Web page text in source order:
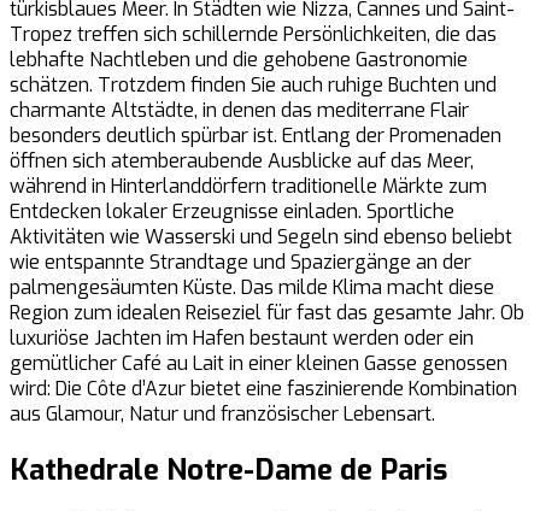
türkisblaues Meer. In Städten wie Nizza, Cannes und Saint-
Tropez treffen sich schillernde Persönlichkeiten, die das
lebhafte Nachtleben und die gehobene Gastronomie
schätzen. Trotzdem finden Sie auch ruhige Buchten und
charmante Altstädte, in denen das mediterrane Flair
besonders deutlich spürbar ist. Entlang der Promenaden
öffnen sich atemberaubende Ausblicke auf das Meer,
während in Hinterlanddörfern traditionelle Märkte zum
Entdecken lokaler Erzeugnisse einladen. Sportliche
Aktivitäten wie Wasserski und Segeln sind ebenso beliebt
wie entspannte Strandtage und Spaziergänge an der
palmengesäumten Küste. Das milde Klima macht diese
Region zum idealen Reiseziel für fast das gesamte Jahr. Ob
luxuriöse Jachten im Hafen bestaunt werden oder ein
gemütlicher Café au Lait in einer kleinen Gasse genossen
wird: Die Côte d’Azur bietet eine faszinierende Kombination
aus Glamour, Natur und französischer Lebensart.
Kathedrale Notre-Dame de Paris